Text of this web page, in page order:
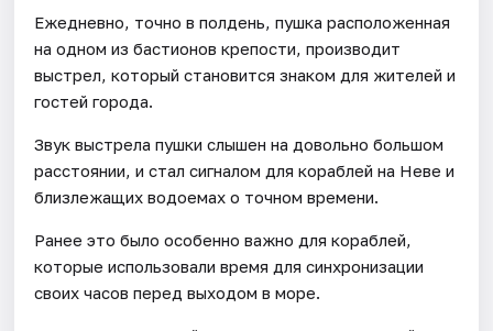
Ежедневно, точно в полдень, пушка расположенная
на одном из бастионов крепости, производит
выстрел, который становится знаком для жителей и
гостей города.
Звук выстрела пушки слышен на довольно большом
расстоянии, и стал сигналом для кораблей на Неве и
близлежащих водоемах о точном времени.
Ранее это было особенно важно для кораблей,
которые использовали время для синхронизации
своих часов перед выходом в море.